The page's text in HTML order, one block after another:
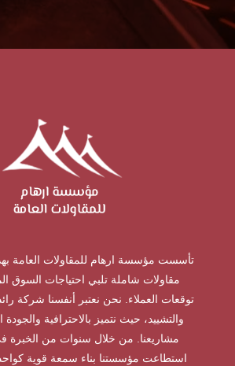
تأسست مؤسسة ارهام للمقاولات العامة
مقاولات شاملة تلبي احتياجات السوق
توقعات العملاء. نحن نعتبر أنفسنا شركة
والتشييد، حيث نتميز بالاحترافية
مشاريعنا. من خلال سنوات من الخبرة
استطاعت مؤسستنا بناء سمعة قوية